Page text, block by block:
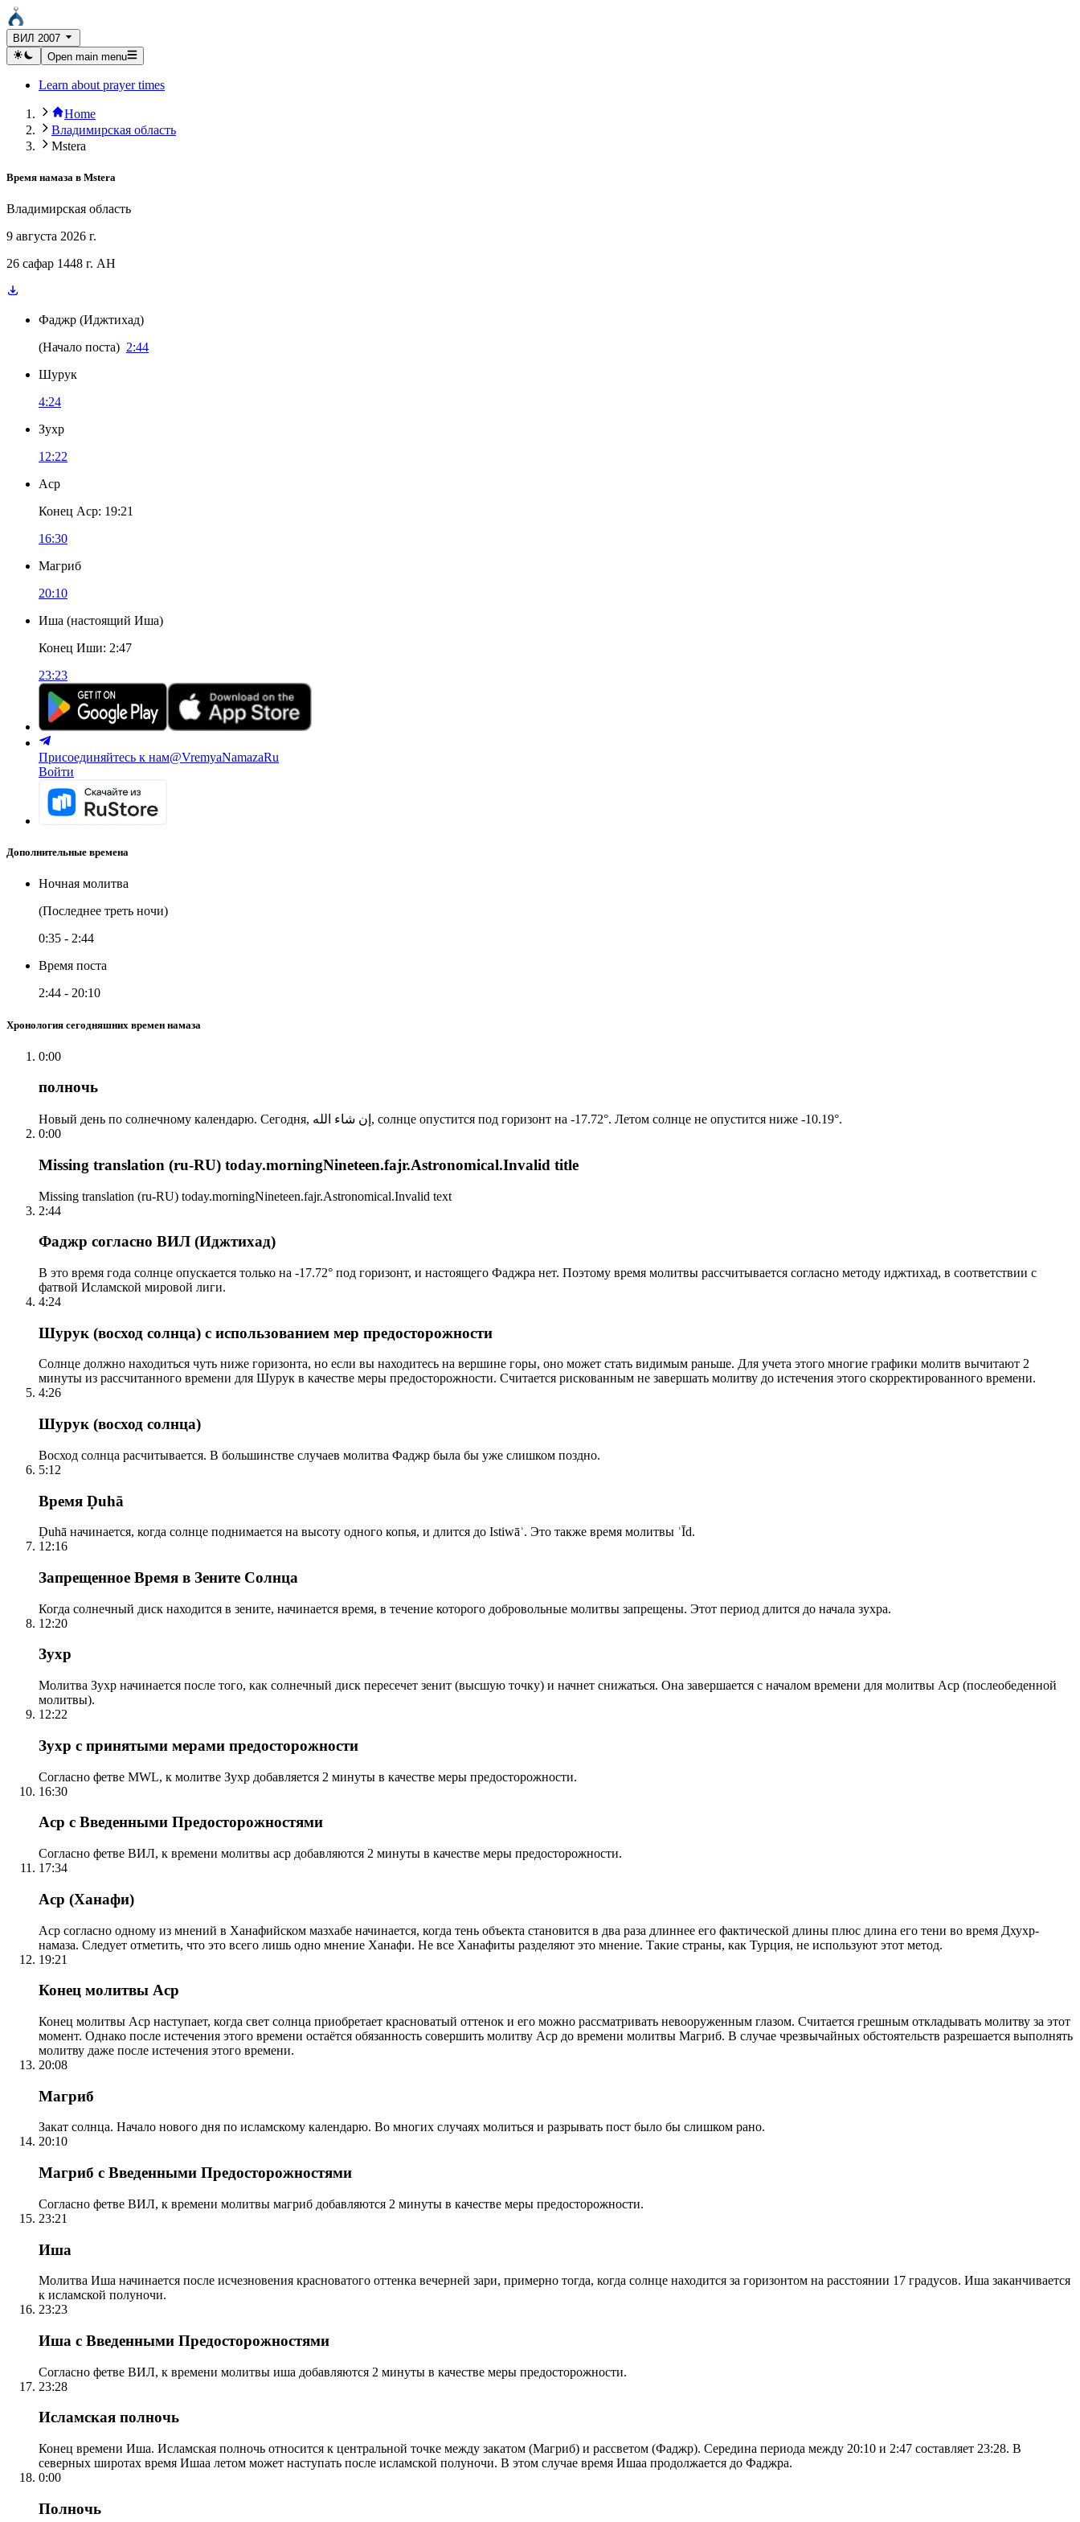
ВИЛ 2007
Open main menu
Learn about prayer times
Home
Владимирская область
Mstera
Время намаза в Mstera
Владимирская область
9 августа 2026 г.
26 сафар 1448 г. AH
Фаджр (Иджтихад)
(Начало поста) 2:44
Шурук
4:24
Зухр
12:22
Аср
Конец Аср: 19:21
16:30
Магриб
20:10
Иша (настоящий Иша)
Конец Иши: 2:47
23:23
Присоединяйтесь к нам@VremyaNamazaRu
Войти
Дополнительные времена
Ночная молитва
(Последнее треть ночи)
0:35 - 2:44
Время поста
2:44 - 20:10
Хронология сегодняшних времен намаза
0:00
полночь
Новый день по солнечному календарю. Сегодня, إن شاء الله, солнце опустится под горизонт на -17.72°. Летом солнце не опустится ниже -10.19°.
0:00
Missing translation (ru-RU) today.morningNineteen.fajr.Astronomical.Invalid title
Missing translation (ru-RU) today.morningNineteen.fajr.Astronomical.Invalid text
2:44
Фаджр согласно ВИЛ (Иджтихад)
В это время года солнце опускается только на -17.72° под горизонт, и настоящего Фаджра нет. Поэтому время молитвы рассчитывается согласно методу иджтихад, в соответствии с
фатвой Исламской мировой лиги.
4:24
Шурук (восход солнца) с использованием мер предосторожности
Солнце должно находиться чуть ниже горизонта, но если вы находитесь на вершине горы, оно может стать видимым раньше. Для учета этого многие графики молитв вычитают 2
минуты из рассчитанного времени для Шурук в качестве меры предосторожности. Считается рискованным не завершать молитву до истечения этого скорректированного времени.
4:26
Шурук (восход солнца)
Восход солнца расчитывается. В большинстве случаев молитва Фаджр была бы уже слишком поздно.
5:12
Время Ḍuhā
Ḍuhā начинается, когда солнце поднимается на высоту одного копья, и длится до Istiwāʾ. Это также время молитвы ʿĪd.
12:16
Запрещенное Время в Зените Солнца
Когда солнечный диск находится в зените, начинается время, в течение которого добровольные молитвы запрещены. Этот период длится до начала зухра.
12:20
Зухр
Молитва Зухр начинается после того, как солнечный диск пересечет зенит (высшую точку) и начнет снижаться. Она завершается с началом времени для молитвы Аср (послеобеденной
молитвы).
12:22
Зухр с принятыми мерами предосторожности
Согласно фетве MWL, к молитве Зухр добавляется 2 минуты в качестве меры предосторожности.
16:30
Аср с Введенными Предосторожностями
Согласно фетве ВИЛ, к времени молитвы аср добавляются 2 минуты в качестве меры предосторожности.
17:34
Аср (Ханафи)
Аср согласно одному из мнений в Ханафийском мазхабе начинается, когда тень объекта становится в два раза длиннее его фактической длины плюс длина его тени во время Дхухр-
намаза. Следует отметить, что это всего лишь одно мнение Ханафи. Не все Ханафиты разделяют это мнение. Такие страны, как Турция, не используют этот метод.
19:21
Конец молитвы Аср
Конец молитвы Аср наступает, когда свет солнца приобретает красноватый оттенок и его можно рассматривать невооруженным глазом. Считается грешным откладывать молитву за этот
момент. Однако после истечения этого времени остаётся обязанность совершить молитву Аср до времени молитвы Магриб. В случае чрезвычайных обстоятельств разрешается выполнять
молитву даже после истечения этого времени.
20:08
Магриб
Закат солнца. Начало нового дня по исламскому календарю. Во многих случаях молиться и разрывать пост было бы слишком рано.
20:10
Магриб с Введенными Предосторожностями
Согласно фетве ВИЛ, к времени молитвы магриб добавляются 2 минуты в качестве меры предосторожности.
23:21
Иша
Молитва Иша начинается после исчезновения красноватого оттенка вечерней зари, примерно тогда, когда солнце находится за горизонтом на расстоянии 17 градусов. Иша заканчивается
к исламской полуночи.
23:23
Иша с Введенными Предосторожностями
Согласно фетве ВИЛ, к времени молитвы иша добавляются 2 минуты в качестве меры предосторожности.
23:28
Исламская полночь
Конец времени Иша. Исламская полночь относится к центральной точке между закатом (Магриб) и рассветом (Фаджр). Середина периода между 20:10 и 2:47 составляет 23:28. В
северных широтах время Ишаа летом может наступать после исламской полуночи. В этом случае время Ишаа продолжается до Фаджра.
0:00
Полночь